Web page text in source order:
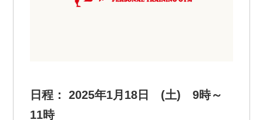
日程： 2025年1月18日 (土) 9時～
11時